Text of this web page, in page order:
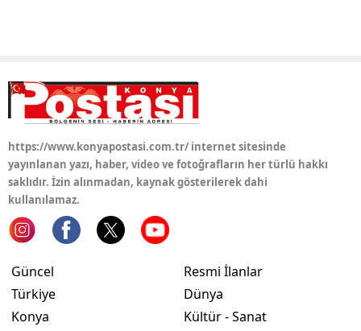
https://www.konyapostasi.com.tr/ internet sitesinde
yayınlanan yazı, haber, video ve fotoğrafların her türlü hakkı
saklıdır. İzin alınmadan, kaynak gösterilerek dahi
kullanılamaz.
Güncel
Türkiye
Konya
Resmi İlanlar
Dünya
Kültür - Sanat